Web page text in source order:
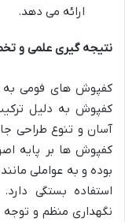
ارائه می دهد.
نتیجه گیری علمی و
کفپوش های فومی به
کفپوش به دلیل
آسان و تنوع طراحی
کفپوش ها بر پایه
بوده و به عواملی
استفاده بستگی
نگهداری منظم و توجه